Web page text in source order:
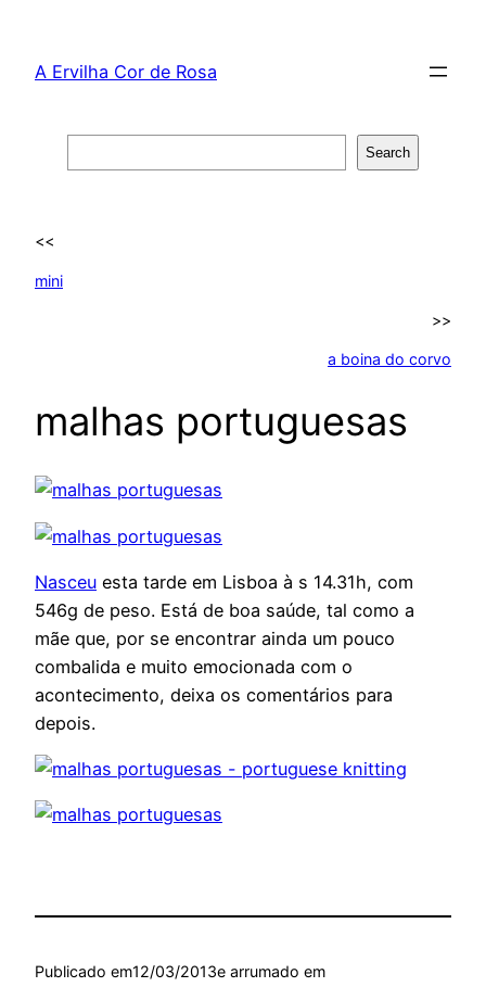
content
A Ervilha Cor de Rosa
Search
<<
mini
>>
a boina do corvo
malhas portuguesas
Nasceu esta tarde em Lisboa à s 14.31h, com
546g de peso. Está de boa saúde, tal como a
mãe que, por se encontrar ainda um pouco
combalida e muito emocionada com o
acontecimento, deixa os comentários para
depois.
Publicado em12/03/2013e arrumado em